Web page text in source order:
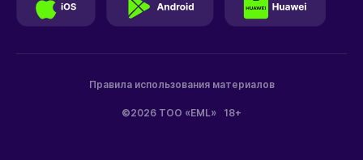
©2026 ТОО «EML» 18+
Правила использования материалов